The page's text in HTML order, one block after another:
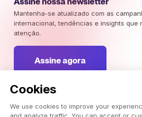
Cookies
We use cookies to improve your
Mantenha-se atualizado com as
internacional, tendências e insights que
atenção.
Assine agora
Weglot 2026, Tradução